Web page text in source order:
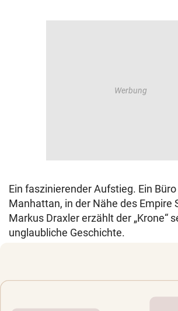
Ein faszinierender Aufstieg. Ein
Manhattan, in der Nähe des Empire
Markus Draxler erzählt der „Krone“
unglaubliche Geschichte.